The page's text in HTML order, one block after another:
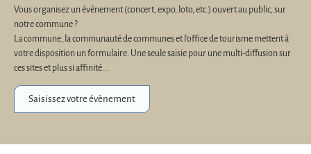
Vous organisez un évènement (concert, expo, loto, etc.) ouvert au public, sur
notre commune ?
La commune, la communauté de communes et l'office de tourisme mettent à
votre disposition un formulaire. Une seule saisie pour une multi-diffusion sur
ces sites et plus si affinité...
Saisissez votre évènement